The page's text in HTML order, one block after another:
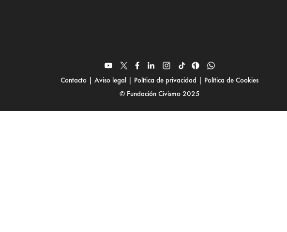
Contacto |Aviso legal | Política de privacidad | Política de Cookies
© Fundación Civismo 2025